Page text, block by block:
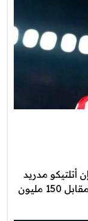
أتلتيكو مدريد
لن يبيع جوليان الفاريز إلى ريال مدريد لا مقابل 150 مليون